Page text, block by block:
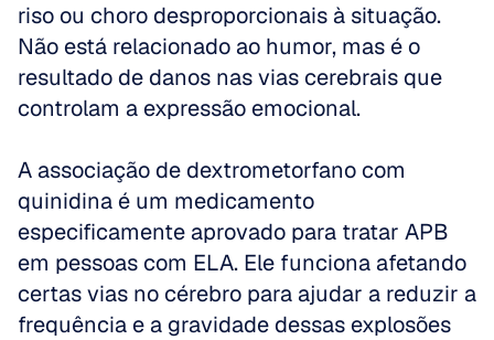
riso ou choro desproporcionais à situação.
Não está relacionado ao humor, mas é o
resultado de danos nas vias cerebrais que
controlam a expressão emocional.
A associação de dextrometorfano com
quinidina é um medicamento
especificamente aprovado para tratar APB
em pessoas com ELA. Ele funciona afetando
certas vias no cérebro para ajudar a reduzir a
frequência e a gravidade dessas explosões